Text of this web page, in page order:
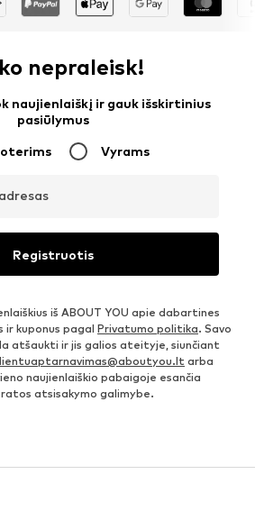
nepraleisk!
naujienlaiškį ir gauk išskirtinius
pasiūlymus
Vyrams
Registruotis
iš ABOUT YOU apie dabartines
ir kuponus pagal Privatumo politika. Savo
atšaukti ir jis galios ateityje, siunčiant
arba
naujienlaiškio pabaigoje esančia
atsisakymo galimybe.